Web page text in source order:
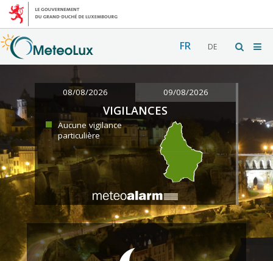
FR DE
08/08/2026 09/08/2026
VIGILANCES
Aucune vigilance
particulière